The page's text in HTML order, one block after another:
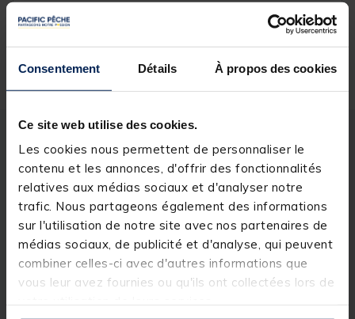
Consentement Détails À propos des cookies
Ce site web utilise des cookies.
Les cookies nous permettent de personnaliser le
contenu et les annonces, d'offrir des fonctionnalités
relatives aux médias sociaux et d'analyser notre
trafic. Nous partageons également des informations
sur l'utilisation de notre site avec nos partenaires de
médias sociaux, de publicité et d'analyse, qui peuvent
combiner celles-ci avec d'autres informations que
vous leur avez fournies ou qu'ils ont collectées lors de
Retour gratuit, 1 mois pour changer d’avis
Description Spécifications
Description & détails
Détails
DS 5 GR
(X3)
LeDS 5de chezDecoyest unplomb ballenoir